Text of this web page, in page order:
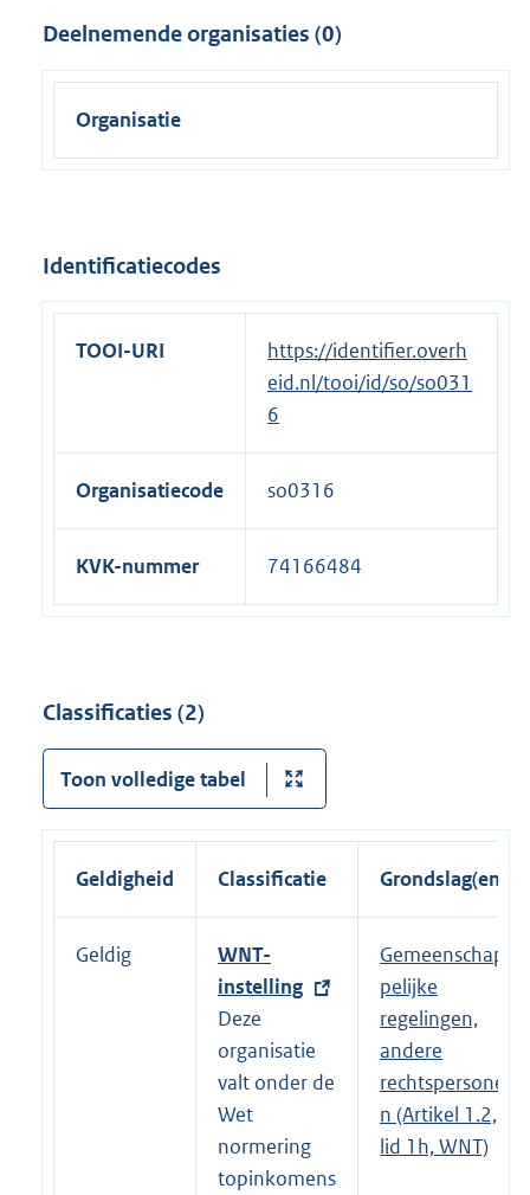
Deelnemende organisaties (0)
Organisatie
Identificatiecodes
TOOI-URI
https://identifier.overh
eid.nl/tooi/id/so/so031
6
Organisatiecode so0316
KVK-nummer 74166484
Classificaties (2)
Toon volledige tabel
Geldigheid Classificatie Grondslag(en)
Geldig
E
x
t
e
r
n
e
l
WNT-
instelling
Deze
organisatie
valt onder de
Wet
normering
topinkomens
Gemeenschap
pelijke
regelingen,
andere
rechtspersone
n (Artikel 1.2,
lid 1h, WNT)